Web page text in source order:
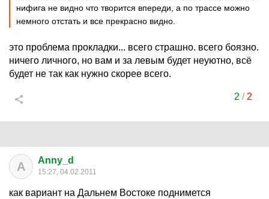
нифига не видно что творится впереди, а по трассе можно
немного отстать и все прекрасно видно.
это проблема прокладки... всего страшно. всего боязно.
ничего личного, но вам и за левым будет неуютно, всё
будет не так как нужно скорее всего.
2 / 2
A Anny_d
15:27, 04.02.2011
как вариант на Дальнем Востоке поднимется